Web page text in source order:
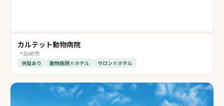
カルテット動物病院
📍高崎市
併設あり 動物病院×ホテル サロン×ホテル